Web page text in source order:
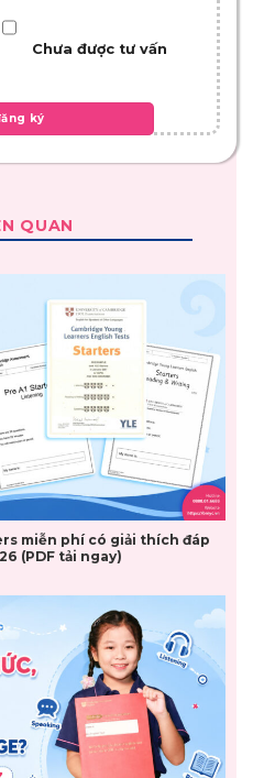
Chưa được tư vấn
QUAN
miễn phí có giải thích đáp
(PDF tải ngay)